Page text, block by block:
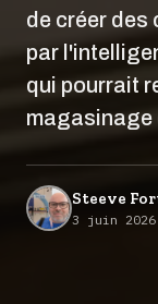
de créer des
par
qui pourrait
magasinage
Steeve
3 juin